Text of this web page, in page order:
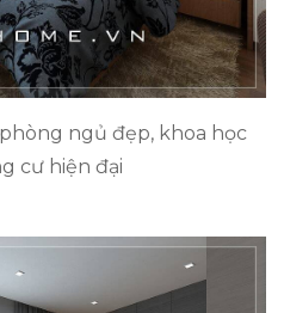
ngủ đẹp, khoa học
cư hiện đại